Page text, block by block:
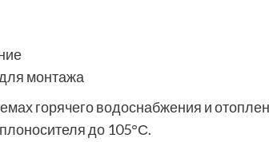
монтажа
горячего водоснабжения и
до 105°С.